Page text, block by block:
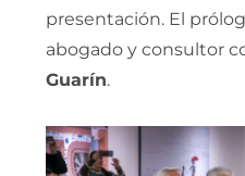
presentación. El
abogado y consultor
Guarín.